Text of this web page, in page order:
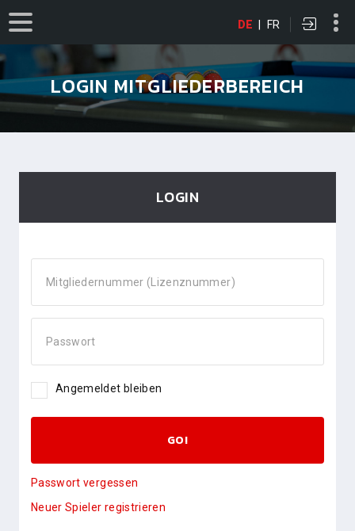
DE | FR
LOGIN MITGLIEDERBEREICH
LOGIN
Mitgliedernummer (Lizenznummer)
Passwort
Angemeldet bleiben
GO!
Passwort vergessen
Neuer Spieler registrieren